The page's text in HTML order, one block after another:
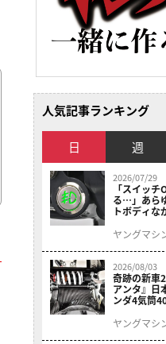
人気記事ランキング
日 週
2026/07/29
「スイッ
る…」あら
トボディな
ニット プレ
ヤングマシ
2026/08/03
奇跡の新車
アンタ』日
ンダ4気筒
ニュース振
ヤングマシ